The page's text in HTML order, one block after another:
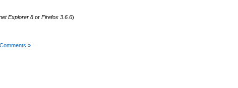
Explorer 8 or Firefox 3.6.6)
»